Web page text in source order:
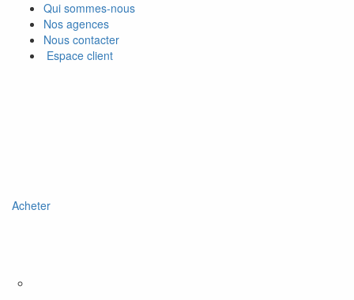
Qui sommes-nous
Nos agences
Nous contacter
Espace client
Acheter